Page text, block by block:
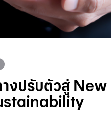
ทางปรับตัวสู่